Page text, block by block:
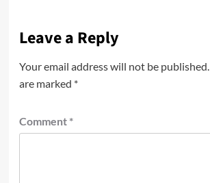
Leave a Reply
Your email address will not be published.
are marked *
Comment *